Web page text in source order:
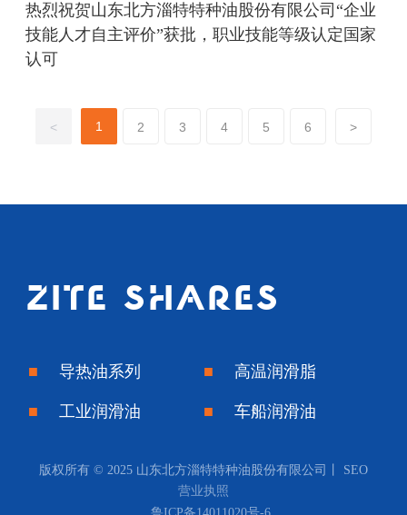
热烈祝贺山东北方淄特特种油股份有限公司“企业
技能人才自主评价”获批，职业技能等级认定国家
认可
< 1 2 3 4 5 6 >
ZITE SHARES
■ 导热油系列 ■ 高温润滑脂
■ 工业润滑油 ■ 车船润滑油
版权所有 © 2025 山东北方淄特特种油股份有限公司丨 SEO
营业执照